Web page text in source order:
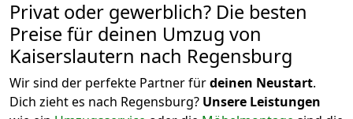
Privat oder gewerblich? Die besten
Preise für deinen Umzug von
Kaiserslautern nach Regensburg
Wir sind der perfekte Partner fürdeinen Neustart.
Dich zieht es nach Regensburg? Unsere Leistungen